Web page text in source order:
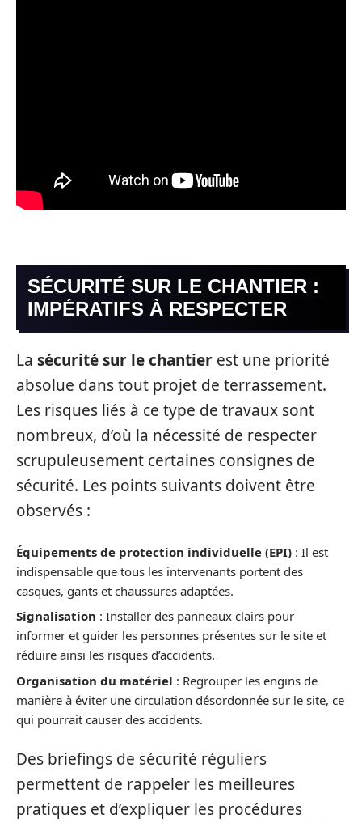
SÉCURITÉ SUR LE CHANTIER :
IMPÉRATIFS À RESPECTER
La sécurité sur le chantier est une priorité
absolue dans tout projet de terrassement.
Les risques liés à ce type de travaux sont
nombreux, d’où la nécessité de respecter
scrupuleusement certaines consignes de
sécurité. Les points suivants doivent être
observés :
Équipements de protection individuelle (EPI) : Il est
indispensable que tous les intervenants portent des
casques, gants et chaussures adaptées.
Signalisation : Installer des panneaux clairs pour
informer et guider les personnes présentes sur le site et
réduire ainsi les risques d’accidents.
Organisation du matériel : Regrouper les engins de
manière à éviter une circulation désordonnée sur le site, ce
qui pourrait causer des accidents.
Des briefings de sécurité réguliers
permettent de rappeler les meilleures
pratiques et d’expliquer les procédures